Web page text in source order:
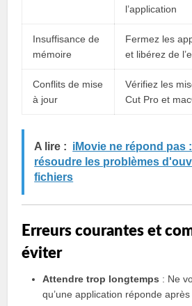
l’application
Insuffisance de
mémoire
Fermez les
et libérez de
Conflits de mise
à jour
Vérifiez les
Cut Pro et
A lire : iMovie ne répond pas
résoudre les problèmes
fichiers
Erreurs courantes et
éviter
Attendre trop longtemps : Ne
qu’une application réponde